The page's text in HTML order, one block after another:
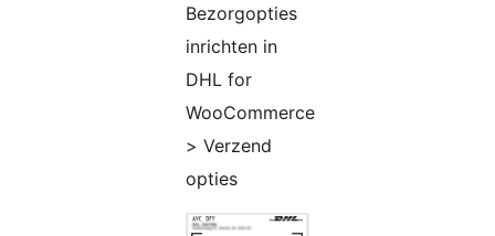
Bezorgopties
inrichten in
DHL for
WooCommerce
> Verzend
opties